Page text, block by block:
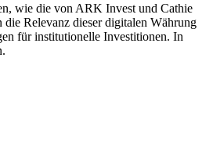
wie die von ARK Invest und Cathie
Relevanz dieser digitalen Währung
für institutionelle Investitionen. In